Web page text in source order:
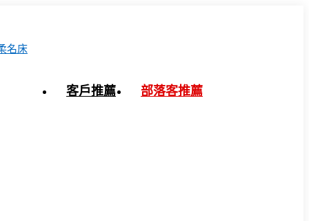
客戶推薦 部落客推薦